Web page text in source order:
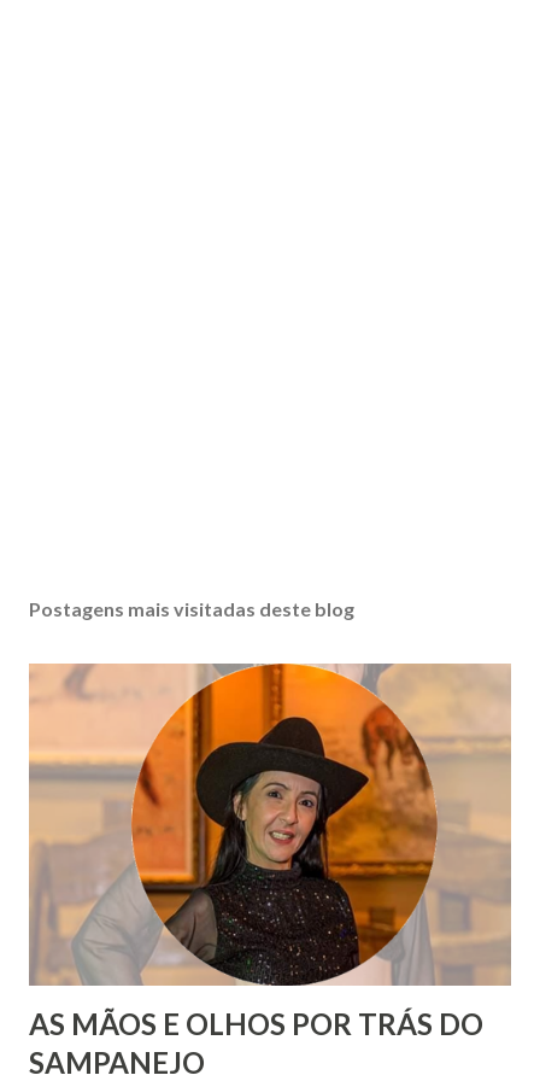
Postagens mais visitadas deste blog
AS MÃOS E OLHOS POR TRÁS DO
SAMPANEJO